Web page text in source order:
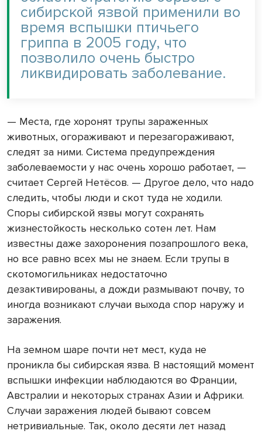
сибирской язвой применили во
время вспышки птичьего
гриппа в 2005 году, что
позволило очень быстро
ликвидировать заболевание.
— Места, где хоронят трупы зараженных
животных, огораживают и перезагораживают,
следят за ними. Система предупреждения
заболеваемости у нас очень хорошо работает, —
считает Сергей Нетёсов. — Другое дело, что надо
следить, чтобы люди и скот туда не ходили.
Споры сибирской язвы могут сохранять
жизнестойкость несколько сотен лет. Нам
известны даже захоронения позапрошлого века,
но все равно всех мы не знаем. Если трупы в
скотомогильниках недостаточно
дезактивированы, а дожди размывают почву, то
иногда возникают случаи выхода спор наружу и
заражения.
На земном шаре почти нет мест, куда не
проникла бы сибирская язва. В настоящий момент
вспышки инфекции наблюдаются во Франции,
Австралии и некоторых странах Азии и Африки.
Случаи заражения людей бывают совсем
нетривиальные. Так, около десяти лет назад